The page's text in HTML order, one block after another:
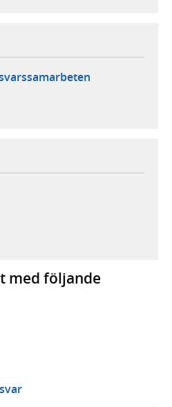
ny flik, extern webbplats,
webbplats,
flik, extern webbplats,
postklient,
med följande